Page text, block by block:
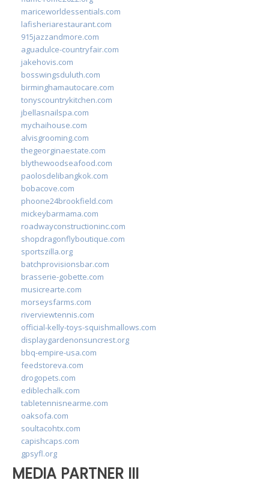
mariceworldessentials.com
lafisheriarestaurant.com
915jazzandmore.com
aguadulce-countryfair.com
jakehovis.com
bosswingsduluth.com
birminghamautocare.com
tonyscountrykitchen.com
jbellasnailspa.com
mychaihouse.com
alvisgrooming.com
thegeorginaestate.com
blythewoodseafood.com
paolosdelibangkok.com
bobacove.com
phoone24brookfield.com
mickeybarmama.com
roadwayconstructioninc.com
shopdragonflyboutique.com
sportszilla.org
batchprovisionsbar.com
brasserie-gobette.com
musicrearte.com
morseysfarms.com
riverviewtennis.com
official-kelly-toys-squishmallows.com
displaygardenonsuncrest.org
bbq-empire-usa.com
feedstoreva.com
drogopets.com
ediblechalk.com
tabletennisnearme.com
oaksofa.com
soultacohtx.com
capishcaps.com
gpsyfl.org
MEDIA PARTNER III